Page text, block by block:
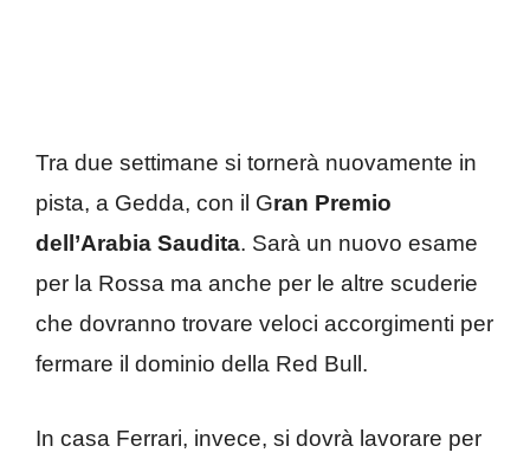
Tra due settimane si tornerà nuovamente in
pista, a Gedda, con il Gran Premio
dell’Arabia Saudita. Sarà un nuovo esame
per la Rossa ma anche per le altre scuderie
che dovranno trovare veloci accorgimenti per
fermare il dominio della Red Bull.
In casa Ferrari, invece, si dovrà lavorare per